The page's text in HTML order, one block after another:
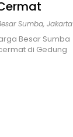
Sumba, Jakarta
Besar Sumba
di Gedung